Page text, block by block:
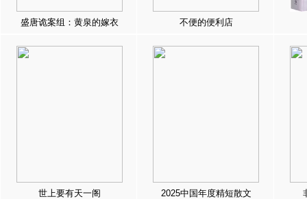
盛唐诡案组：黄泉的嫁衣 不便的便利店
世上要有天一阁 2025中国年度精短散文